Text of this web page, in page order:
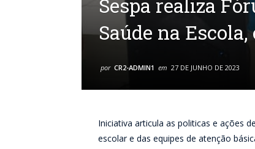
Sespa realiza
Saúde na
por CR2-ADMIN1 em 27 DE JUNHO DE 2023
Iniciativa articula as politicas e ações
escolar e das equipes de atenção